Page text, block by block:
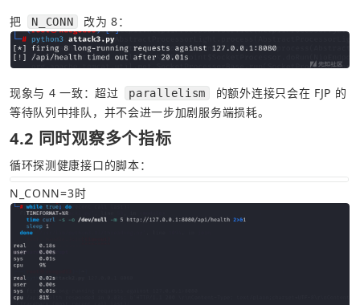
把 N_CONN 改为 8：
现象与 4 一致：超过 parallelism
的额外连接只会在 FJP 的
等待队列中排队，并不会进一步加剧服务端损耗。
4.2 同时观察多个指标
循环探测健康接口的脚本：
N_CONN=3时